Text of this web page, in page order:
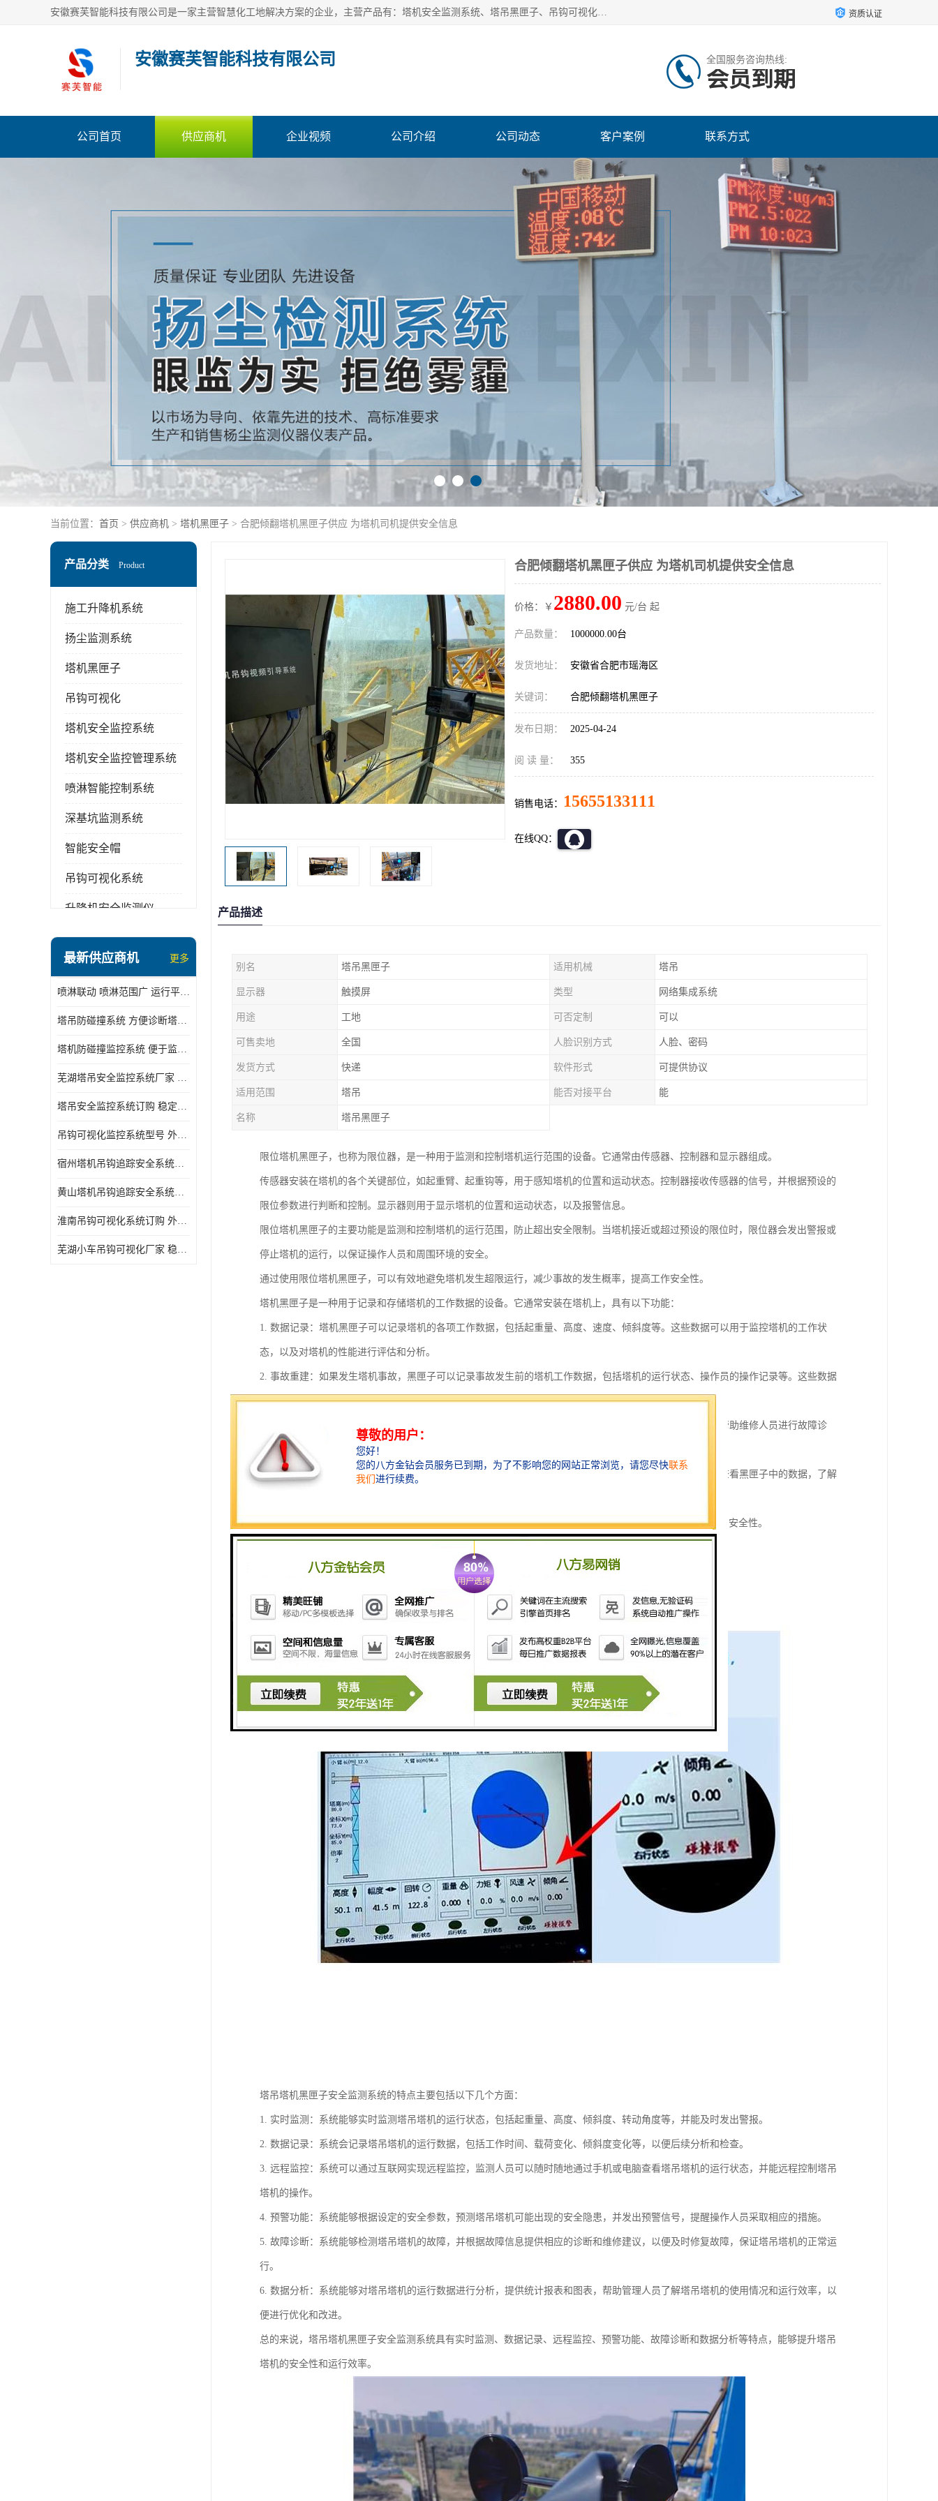
安徽赛芙智能科技有限公司是一家主营智慧化工地解决方案的企业，主营产品有：塔机安全监测系统、塔吊黑匣子、吊钩可视化、吊钩可视化系统、塔机安全监控系统、塔机黑匣子等。创建至今始终关注用户需求，为用户提供有的产品和服务。 资质认证
安徽赛芙智能科技有限公司 全国服务咨询热线:
会员到期
公司首页 供应商机 企业视频 公司介绍 公司动态 客户案例 联系方式
当前位置： 首页 > 供应商机 > 塔机黑匣子 > 合肥倾翻塔机黑匣子供应 为塔机司机提供安全信息
产品分类 Product
施工升降机系统
扬尘监测系统
塔机黑匣子
吊钩可视化
塔机安全监控系统
塔机安全监控管理系统
喷淋智能控制系统
深基坑监测系统
智能安全帽
吊钩可视化系统
升降机安全监测仪
最新供应商机 更多
喷淋联动 喷淋范围广 运行平稳 噪音小
塔吊防碰撞系统 方便诊断塔机状态 自动变焦智能化跟踪
塔机防碰撞监控系统 便于监督和管理 主要应用于塔机的实时监控
芜湖塔吊安全监控系统厂家 外观简洁大方 减少盲吊引发的事故
塔吊安全监控系统订购 稳定性高 结构清晰稳定
吊钩可视化监控系统型号 外观简洁大方 信号稳定 抗干扰性强
宿州塔机吊钩追踪安全系统厂家 提高工作效率 结构清晰稳定
黄山塔机吊钩追踪安全系统价格 可远程查看 减少盲吊引发的事故
淮南吊钩可视化系统订购 外观简洁大方 体积小 占用空间小
芜湖小车吊钩可视化厂家 稳定性高 可视吊装 降低盲吊风险
合肥倾翻塔机黑匣子供应 为塔机司机提供安全信息
价格：￥ 2880.00 元/台 起
产品数量： 1000000.00台
发货地址： 安徽省合肥市瑶海区
关键词： 合肥倾翻塔机黑匣子
发布日期： 2025-04-24
阅 读 量： 355
销售电话： 15655133111
在线QQ：
产品描述
别名 塔吊黑匣子 适用机械 塔吊
显示器 触摸屏 类型 网络集成系统
用途 工地 可否定制 可以
可售卖地 全国 人脸识别方式 人脸、密码
发货方式 快递 软件形式 可提供协议
适用范围 塔吊 能否对接平台 能
名称 塔吊黑匣子
限位塔机黑匣子，也称为限位器，是一种用于监测和控制塔机运行范围的设备。它通常由传感器、控制器和显示器组成。
传感器安装在塔机的各个关键部位，如起重臂、起重钩等，用于感知塔机的位置和运动状态。控制器接收传感器的信号，并根据预设的
限位参数进行判断和控制。显示器则用于显示塔机的位置和运动状态，以及报警信息。
限位塔机黑匣子的主要功能是监测和控制塔机的运行范围，防止超出安全限制。当塔机接近或超过预设的限位时，限位器会发出警报或
停止塔机的运行，以保证操作人员和周围环境的安全。
通过使用限位塔机黑匣子，可以有效地避免塔机发生超限运行，减少事故的发生概率，提高工作安全性。
塔机黑匣子是一种用于记录和存储塔机的工作数据的设备。它通常安装在塔机上，具有以下功能：
1. 数据记录：塔机黑匣子可以记录塔机的各项工作数据，包括起重量、高度、速度、倾斜度等。这些数据可以用于监控塔机的工作状
态，以及对塔机的性能进行评估和分析。
2. 事故重建：如果发生塔机事故，黑匣子可以记录事故发生前的塔机工作数据，包括塔机的运行状态、操作员的操作记录等。这些数据
可以帮助事故调查人员重建事故现场，分析事故原因。
3. 故障诊断：塔机黑匣子可以记录塔机的故障信息，包括传感器的异常、电气系统的故障等。这些数据可以帮助维修人员进行故障诊
断，提高塔机的维修效率。
4. 远程监控：通过与塔机黑匣子连接的互联网或无线网络，可以实现对塔机的远程监控。监控人员可以通过查看黑匣子中的数据，了解
总之，塔机黑匣子的功能主要包括数据记录、事故重建、故障诊断和远程监控等，可以提高塔机的工作效率和安全性。
塔吊塔机黑匣子安全监测系统的特点主要包括以下几个方面：
1. 实时监测：系统能够实时监测塔吊塔机的运行状态，包括起重量、高度、倾斜度、转动角度等，并能及时发出警报。
2. 数据记录：系统会记录塔吊塔机的运行数据，包括工作时间、载荷变化、倾斜度变化等，以便后续分析和检查。
3. 远程监控：系统可以通过互联网实现远程监控，监测人员可以随时随地通过手机或电脑查看塔吊塔机的运行状态，并能远程控制塔吊
塔机的操作。
4. 预警功能：系统能够根据设定的安全参数，预测塔吊塔机可能出现的安全隐患，并发出预警信号，提醒操作人员采取相应的措施。
5. 故障诊断：系统能够检测塔吊塔机的故障，并根据故障信息提供相应的诊断和维修建议，以便及时修复故障，保证塔吊塔机的正常运
行。
6. 数据分析：系统能够对塔吊塔机的运行数据进行分析，提供统计报表和图表，帮助管理人员了解塔吊塔机的使用情况和运行效率，以
便进行优化和改进。
总的来说，塔吊塔机黑匣子安全监测系统具有实时监测、数据记录、远程监控、预警功能、故障诊断和数据分析等特点，能够提升塔吊
塔机的安全性和运行效率。